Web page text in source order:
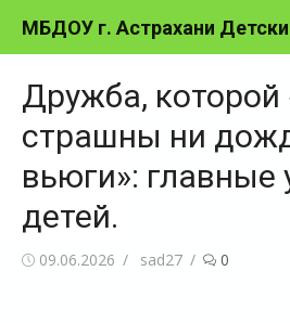
МБДОУ г. Астрахани
Дружба, которой
страшны ни
вьюги»: главные
детей.
Опубликовано
09.06.2026 Автор
sad27 0